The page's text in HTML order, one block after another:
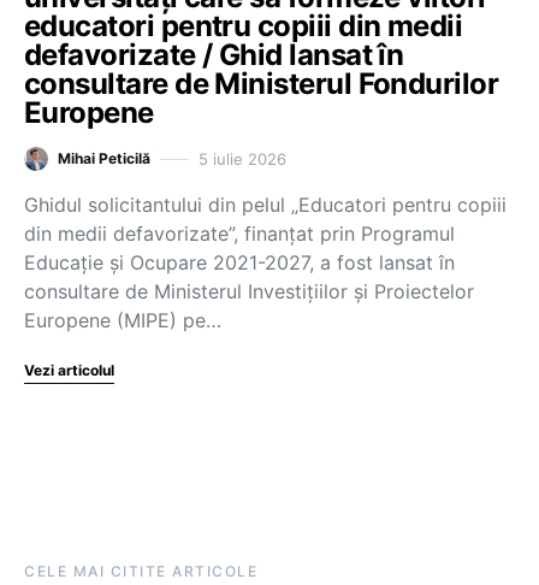
educatori pentru copiii din medii
defavorizate / Ghid lansat în
consultare de Ministerul Fondurilor
Europene
Mihai Peticilă 5 iulie 2026
Ghidul solicitantului din pelul „Educatori pentru copiii
din medii defavorizate”, finanțat prin Programul
Educație și Ocupare 2021-2027, a fost lansat în
consultare de Ministerul Investițiilor și Proiectelor
Europene (MIPE) pe…
Vezi articolul
CELE MAI CITITE ARTICOLE